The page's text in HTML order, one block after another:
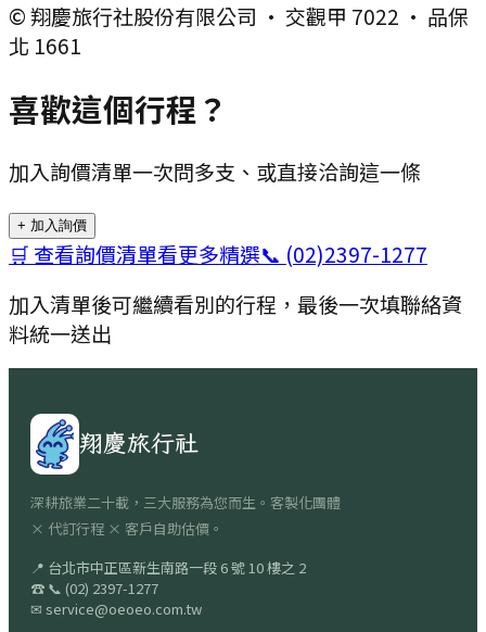
© 翔慶旅行社股份有限公司 · 交觀甲 7022 · 品保
北 1661
喜歡這個行程？
加入詢價清單一次問多支、或直接洽詢這一條
+ 加入詢價
🛒 查看詢價清單看更多精選📞 (02)2397-1277
加入清單後可繼續看別的行程，最後一次填聯絡資
料統一送出
翔慶旅行社
深耕旅業二十載，三大服務為您而生。客製化團體
× 代訂行程 × 客戶自助估價。
📍 台北市中正區新生南路一段 6 號 10 樓之 2
☎ 📞 (02) 2397-1277
✉ service@oeoeo.com.tw